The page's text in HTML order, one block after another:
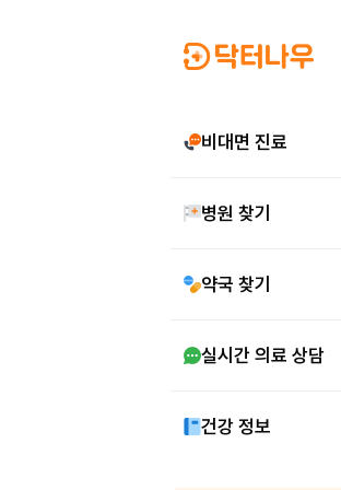
비대면 진료
병원 찾기
약국 찾기
실시간 의료 상담
건강 정보